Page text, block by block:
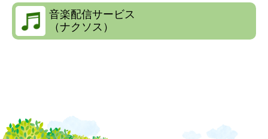
音楽配信サービス
（ナクソス）